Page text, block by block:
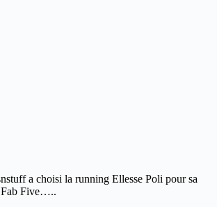
a choisi la running Ellesse Poli pour sa
Fab Five…..